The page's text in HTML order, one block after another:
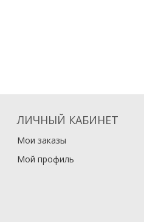
ЛИЧНЫЙ КАБИНЕТ
Мои заказы
Мой профиль